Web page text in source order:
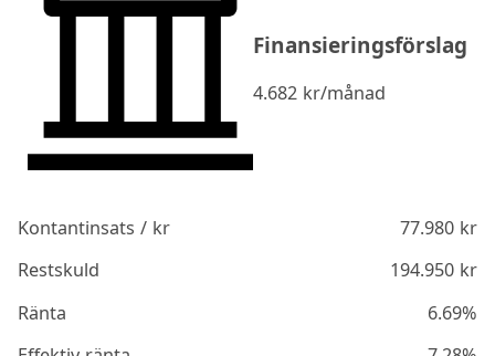
Finansieringsförslag
4.682 kr/månad
Kontantinsats / kr 77.980kr
Restskuld
194.950kr
Ränta
6.69%